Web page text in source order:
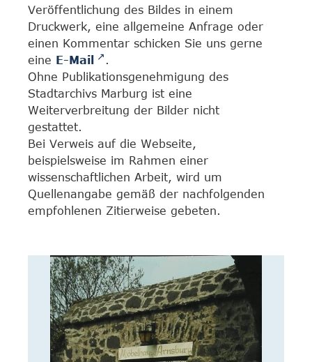
Veröffentlichung des Bildes in einem
Druckwerk, eine allgemeine Anfrage oder
einen Kommentar schicken Sie uns gerne
eine E-Mail
.
Ohne Publikationsgenehmigung des
Stadtarchivs Marburg ist eine
Weiterverbreitung der Bilder nicht
gestattet.
Bei Verweis auf die Webseite,
beispielsweise im Rahmen einer
wissenschaftlichen Arbeit, wird um
Quellenangabe gemäß der nachfolgenden
empfohlenen Zitierweise gebeten.